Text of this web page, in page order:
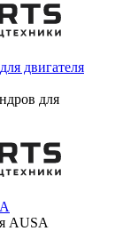
двигателя
для
AUSA